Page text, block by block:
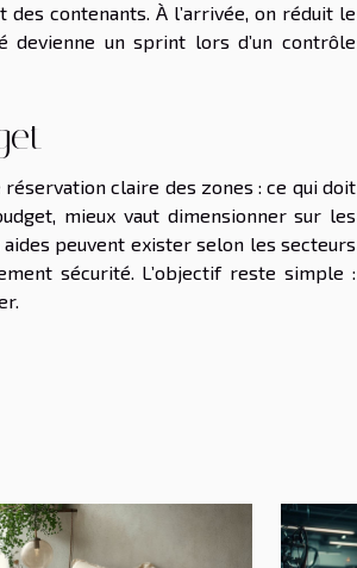
contenants. À l’arrivée, on réduit le
un sprint lors d’un contrôle
claire des zones : ce qui doit
mieux vaut dimensionner sur les
peuvent exister selon les secteurs
sécurité. L’objectif reste simple :